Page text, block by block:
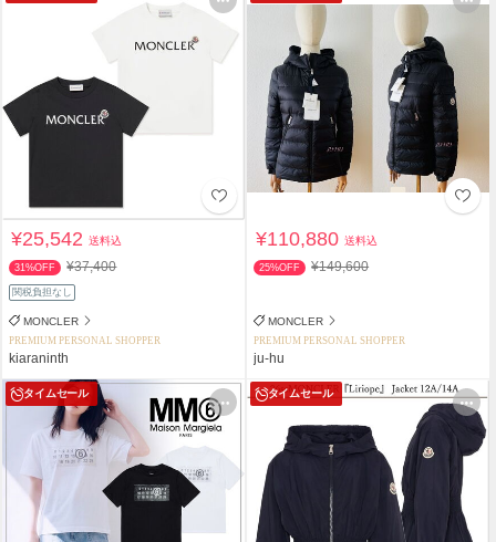
¥25,542送料込
31%OFF ¥37,400
関税負担なし
MONCLER
PREMIUM PERSONAL SHOPPER
kiaraninth
¥110,880送料込
25%OFF ¥149,600
MONCLER
PREMIUM PERSONAL SHOPPER
ju-hu
タイムセール タイムセール